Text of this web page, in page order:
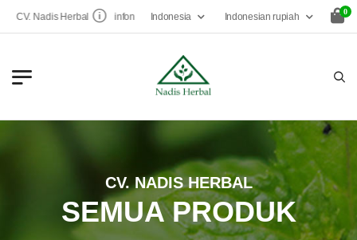
CV. Nadis Herbal infonadisherbal@gmail.com
Indonesia Indonesian rupiah 0
CV. NADIS HERBAL
SEMUA PRODUK